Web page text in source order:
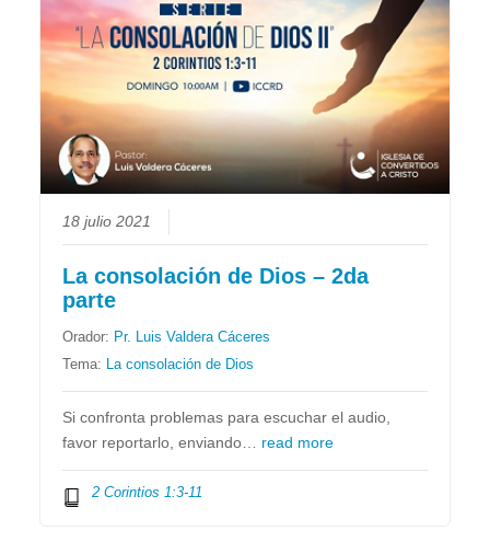
18 julio 2021
La consolación de Dios – 2da
parte
Orador: Pr. Luis Valdera Cáceres
Tema: La consolación de Dios
Si confronta problemas para escuchar el audio,
favor reportarlo, enviando… read more
2 Corintios 1:3-11